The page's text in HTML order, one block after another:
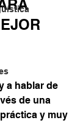
a hablar de
de una
y muy